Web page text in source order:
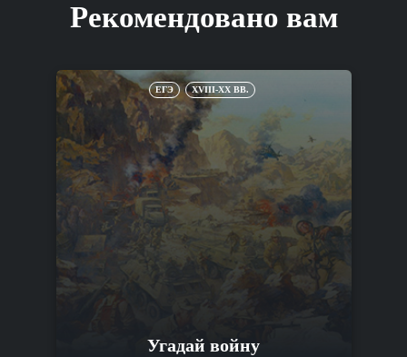
Рекомендовано вам
ЕГЭ XVIII-XX ВВ.
Угадай войну